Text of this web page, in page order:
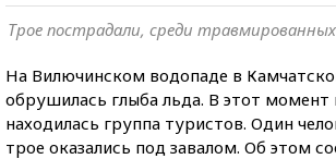
Трое пострадали, среди
На Вилючинском водопаде в
обрушилась глыба льда. В этот момент
находилась группа туристов. Один
трое оказались под завалом. Об этом